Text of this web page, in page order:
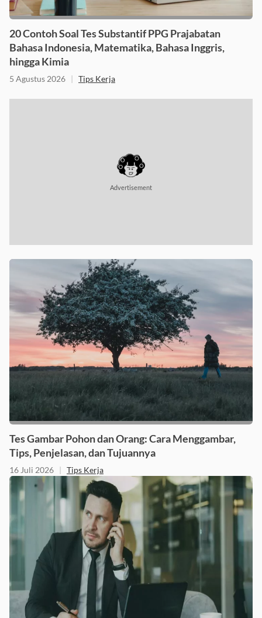
20 Contoh Soal Tes Substantif PPG Prajabatan
Bahasa Indonesia, Matematika, Bahasa Inggris,
hingga Kimia
5 Agustus 2026 | Tips Kerja
Advertisement
Tes Gambar Pohon dan Orang: Cara Menggambar,
Tips, Penjelasan, dan Tujuannya
16 Juli 2026 | Tips Kerja